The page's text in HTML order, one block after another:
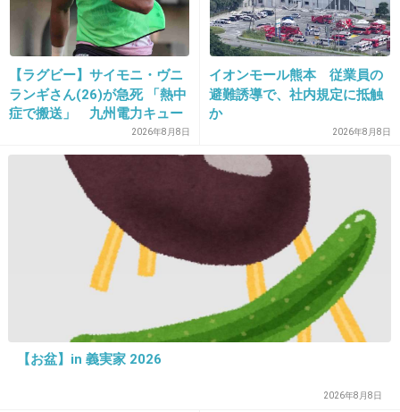
2013/05/05(日) 23:10:56
私もパンダになりやすいけど、ファシオとマキアージュの
マスカラはならなかったよ。
いまはもてマスカラ使ってるけど、たまにパンダになる。
+10 -4
2013/05/05(日) 23:17:37
パンダ目になるからつけましたいくらいですがつけまも端
がすぐ浮いてくるしで
もうあきらめてまつげは何もしていません。
+5 -10
【ラグビー】サイモニ・ヴニ
ランギさん(26)が急死 「熱中
症で搬送」 九州電力キュー
デンヴォルテクスで練習中
2026年8月8日
イオンモール熊本 従業員の
避難誘導で、社内規定に抵触
か
2026年8月8日
【お盆】in 義実家 2026
2026年8月8日